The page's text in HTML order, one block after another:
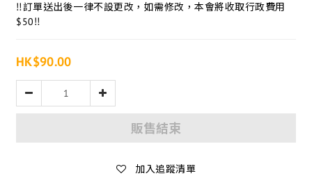
‼️訂單送出後一律不設更改，如需修改，本會將收取行政費用
$50‼️
HK$90.00
販售結束
加入追蹤清單